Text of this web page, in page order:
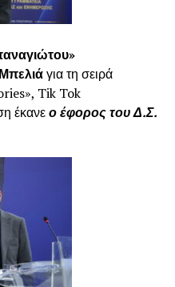
για τη σειρά
Tik Tok
έκανεο έφορος του Δ.Σ.